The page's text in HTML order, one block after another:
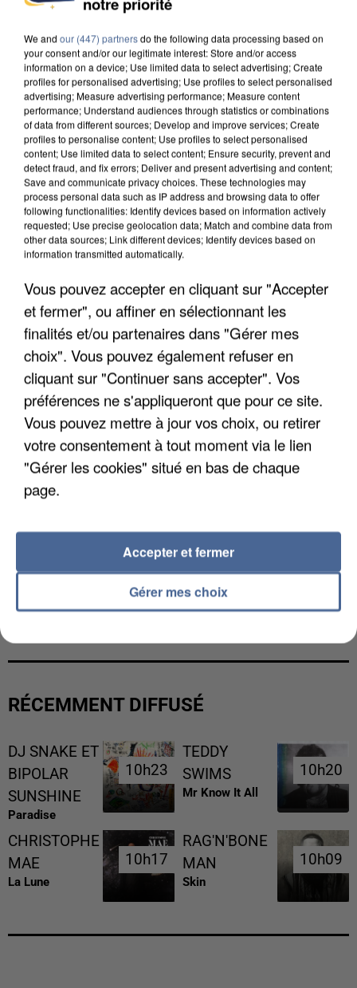
INTERPELLÉ EN ALGÉRIE
UNE TOURISTE DE L’OISE EMPORTÉE PAR UNE
COULÉE DE BOUE EN HAUTE-SAVOIE
LES DONNÉES DE 300 000 CLIENTS DÉROBÉES À
RÉCEMMENT DIFFUSÉ
DJ SNAKE ET
BIPOLAR
SUNSHINE
Paradise
10h23
10h23
TEDDY
SWIMS
Mr Know It All
10h20
10h20
CHRISTOPHE
MAE
La Lune
10h17
10h17
RAG'N'BONE
MAN
Skin
10h09
10h09
We and our (447) partnersdo the following data processing based on
your consent and/or our legitimate interest: Store and/or access
information on a device; Use limited data to select advertising; Create
profiles for personalised advertising; Use profiles to select personalised
advertising; Measure advertising performance; Measure content
performance; Understand audiences through statistics or combinations
of data from different sources; Develop and improve services; Create
profiles to personalise content; Use profiles to select personalised
content; Use limited data to select content; Ensure security, prevent and
detect fraud, and fix errors; Deliver and present advertising and content;
Save and communicate privacy choices. These technologies may
process personal data such as IP address and browsing data to offer
following functionalities: Identify devices based on information actively
requested; Use precise geolocation data; Match and combine data from
other data sources; Link different devices; Identify devices based on
information transmitted automatically.
Vous pouvez accepter en cliquant sur "Accepter
et fermer", ou affiner en sélectionnant les
finalités et/ou partenaires dans "Gérer mes
choix". Vous pouvez également refuser en
cliquant sur "Continuer sans accepter". Vos
préférences ne s'appliqueront que pour ce site.
Vous pouvez mettre à jour vos choix, ou retirer
votre consentement à tout moment via le lien
"Gérer les cookies" situé en bas de chaque
page.
Gérer mes choix
Accepter et fermer